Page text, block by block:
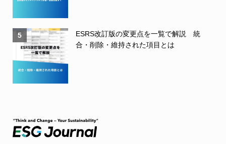
5
ESRS改訂版の変更点を一覧で解説 統
合・削除・維持された項目とは